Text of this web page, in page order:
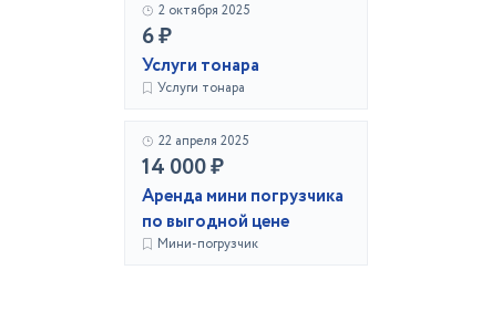
2 октября 2025
6 ₽
Услуги тонара
Услуги тонара
22 апреля 2025
14 000 ₽
Аренда мини погрузчика
по выгодной цене
Мини-погрузчик